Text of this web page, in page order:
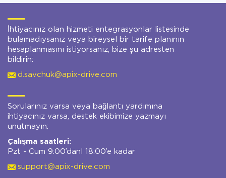
İhtiyacınız olan hizmeti entegrasyonlar listesinde
bulamadıysanız veya bireysel bir tarife planının
hesaplanmasını istiyorsanız, bize şu adresten
bildirin:
d.savchuk@apix-drive.com
Sorularınız varsa veya bağlantı yardımına
ihtiyacınız varsa, destek ekibimize yazmayı
unutmayın:
Çalışma saatleri:
Pzt - Cum 9:00’danl 18:00’e kadar
support@apix-drive.com